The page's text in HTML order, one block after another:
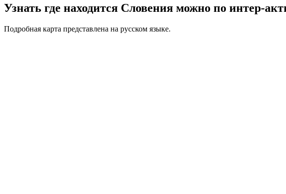
Узнать где находится Словения можно по интер-
Подробная карта представлена на русском языке.